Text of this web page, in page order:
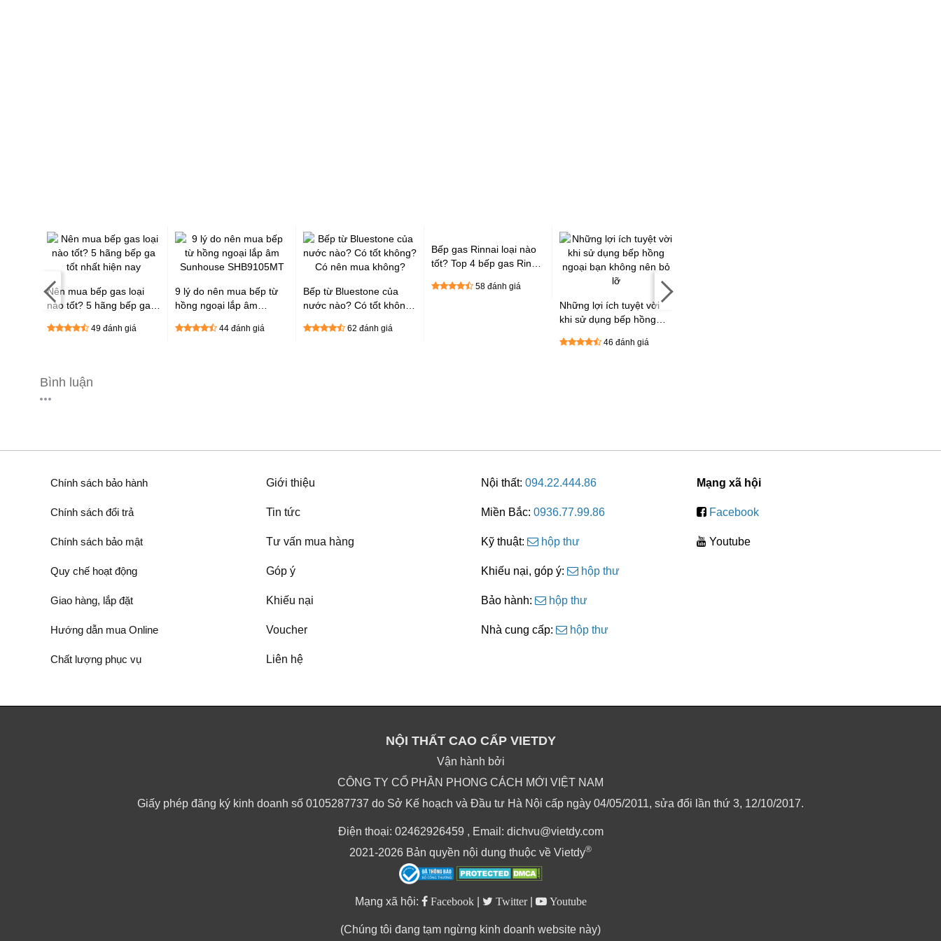
Nên mua bếp gas loại
nào tốt? 5 hãng bếp ga
49 đánh giá
9 lý do nên mua bếp từ
hồng ngoại lắp âm
44 đánh giá
Bếp từ Bluestone của
nước nào? Có tốt không?
62 đánh giá
Bếp gas Rinnai loại nào
tốt? Top 4 bếp gas Rinnai
58 đánh giá
Những lợi ích tuyệt vời
khi sử dụng bếp hồng
lỡ
46 đánh giá
Bình luận
Chính sách bảo hành
Chính sách đổi trả
Chính sách bảo mật
Quy chế hoạt động
Giao hàng, lắp đặt
Hướng dẫn mua Online
Chất lượng phục vụ
Giới thiệu
Tin tức
Tư vấn mua hàng
Góp ý
Khiếu nại
Voucher
Liên hệ
Nội thất: 094.22.444.86
Miền Bắc: 0936.77.99.86
Kỹ thuật: hộp thư
Khiếu nại, góp ý: hộp thư
Bảo hành: hộp thư
Nhà cung cấp: hộp thư
Mạng xã hội
Facebook
Youtube
NỘI THẤT CAO CẤP VIETDY
Vận hành bởi
CÔNG TY CỔ PHẦN PHONG CÁCH MỚI VIỆT NAM
Giấy phép đăng ký kinh doanh số 0105287737 do Sở Kế hoạch và Đầu tư Hà Nội cấp ngày 04/05/2011, sửa đổi lần thứ 3, 12/10/2017.
Điện thoại: 02462926459 , Email: dichvu@vietdy.com
2021-2026 Bản quyền nội dung thuộc về Vietdy®
Mạng xã hội: Facebook Twitter Youtube
(Chúng tôi đang tạm ngừng kinh doanh website này)